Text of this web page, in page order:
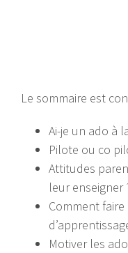
Le sommaire est
Ai-je un ado à
Pilote ou co
Attitudes
leur enseigner
Comment
Motiver les